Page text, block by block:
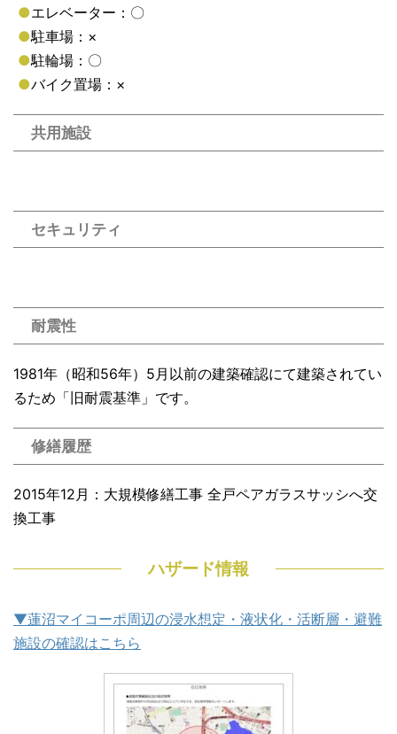
●エレベーター：〇
●駐車場：×
●駐輪場：〇
●バイク置場：×
共用施設
セキュリティ
耐震性
1981年（昭和56年）5月以前の建築確認にて建築されてい
るため「旧耐震基準」です。
修繕履歴
2015年12月：大規模修繕工事 全戸ペアガラスサッシへ交
換工事
ハザード情報
▼蓮沼マイコーポ周辺の浸水想定・液状化・活断層・避難
施設の確認はこちら